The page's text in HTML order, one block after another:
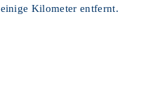
einige Kilometer entfernt.